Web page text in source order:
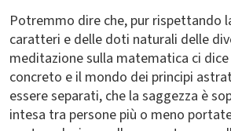
Potremmo dire che, pur rispettando
caratteri e delle doti naturali delle
meditazione sulla matematica ci
concreto e il mondo dei principi
essere separati, che la saggezza è
intesa tra persone più o meno